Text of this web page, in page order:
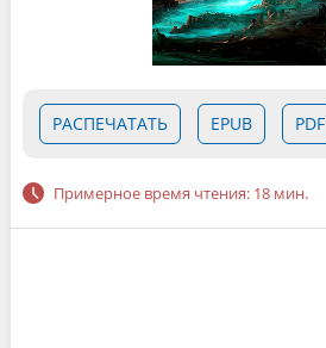
РАСПЕЧАТАТЬ EPUB PDF
Примерное время чтения: 18 мин.